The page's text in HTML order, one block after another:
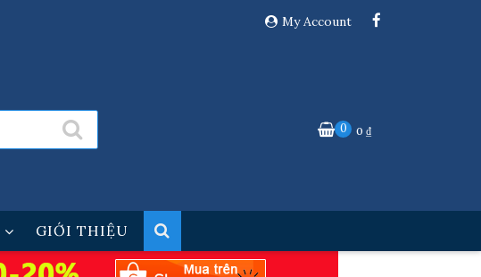
My Account
0 0₫
GIỚI THIỆU